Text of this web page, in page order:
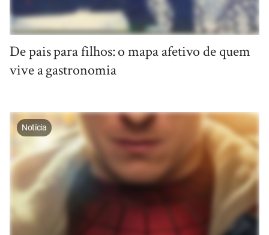
De pais para filhos: o mapa afetivo de quem
vive a gastronomia
Notícia